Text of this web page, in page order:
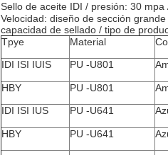
Sello de aceite IDI / presión: 30
Velocidad: diseño de sección
capacidad de sellado / tipo de
Tpye
Material
IDI ISI IUIS
PU -U801
HBY
PU -U801
IDI ISI IUS
PU -U641
HBY
PU -U641